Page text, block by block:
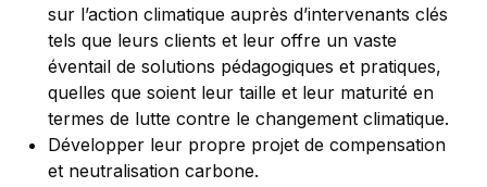
sur l’action climatique auprès d’intervenants clés
tels que leurs clients et leur offre un vaste
éventail de solutions pédagogiques et pratiques,
quelles que soient leur taille et leur maturité en
termes de lutte contre le changement climatique.
Développer leur propre projet de compensation
et neutralisation carbone.